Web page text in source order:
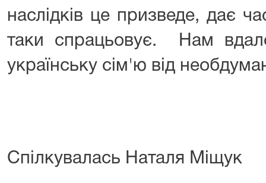
наслідків це призведе, дає
таки спрацьовує. Нам
українську сім'ю від
Спілкувалась Наталя Міщук